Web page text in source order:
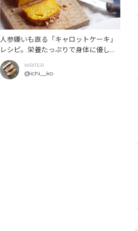
人参嫌いも直る「キャロットケーキ」
レシピ。栄養たっぷりで身体に優しい
つくり方のコツ。
WRITER
@ichi__ko